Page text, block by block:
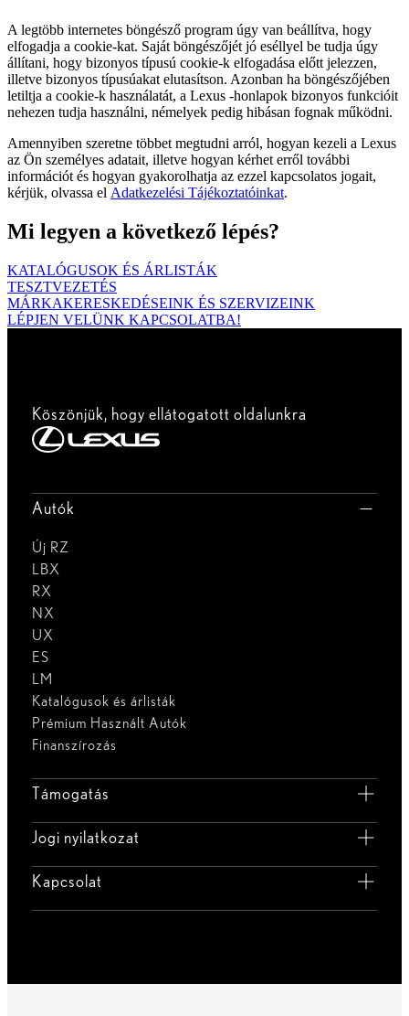
A legtöbb internetes böngésző program úgy van beállítva, hogy
elfogadja a cookie-kat. Saját böngészőjét jó eséllyel be tudja úgy
állítani, hogy bizonyos típusú cookie-k elfogadása előtt jelezzen,
illetve bizonyos típusúakat elutasítson. Azonban ha böngészőjében
letiltja a cookie-k használatát, a Lexus -honlapok bizonyos funkcióit
nehezen tudja használni, némelyek pedig hibásan fognak működni.
Amennyiben szeretne többet megtudni arról, hogyan kezeli a Lexus
az Ön személyes adatait, illetve hogyan kérhet erről további
információt és hogyan gyakorolhatja az ezzel kapcsolatos jogait,
kérjük, olvassa el Adatkezelési Tájékoztatóinkat.
Mi legyen a következő lépés?
KATALÓGUSOK ÉS ÁRLISTÁK
TESZTVEZETÉS
MÁRKAKERESKEDÉSEINK ÉS SZERVIZEINK
LÉPJEN VELÜNK KAPCSOLATBA!
Köszönjük, hogy ellátogatott oldalunkra
Autók
Új RZ
LBX
RX
NX
UX
ES
LM
Katalógusok és árlisták
Prémium Használt Autók
Finanszírozás
Támogatás
Jogi nyilatkozat
Kapcsolat